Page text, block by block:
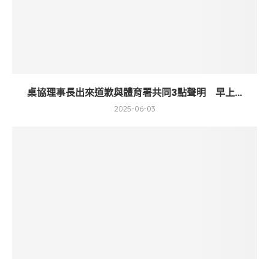
桌協理事長出來道歉與體育署共同3點聲明 早上...
2025-06-03